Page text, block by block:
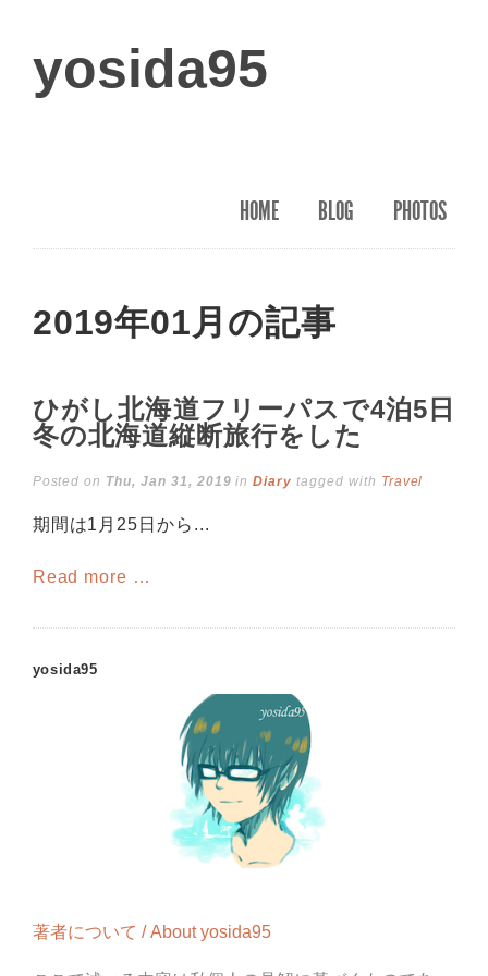
yosida95
HOME BLOG PHOTOS
2019年01月の記事
ひがし北海道フリーパスで4泊5日
冬の北海道縦断旅行をした
Posted on Thu, Jan 31, 2019 inDiary tagged with Travel
期間は1月25日から...
Read more …
yosida95
著者について / About yosida95